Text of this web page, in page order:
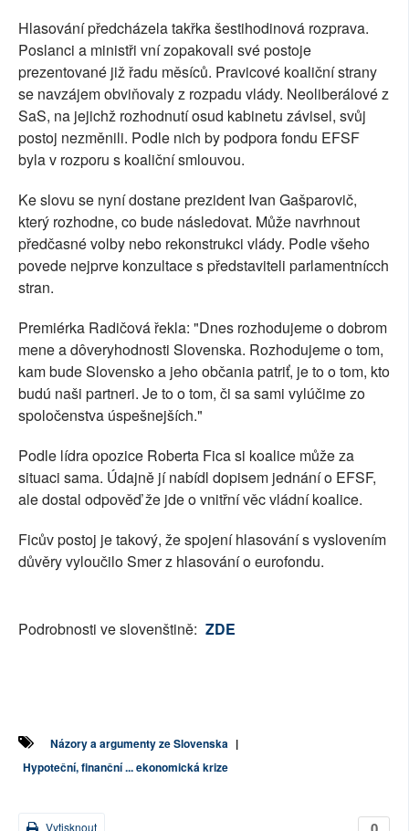
Hlasování předcházela takřka šestihodinová rozprava.
Poslanci a ministři vní zopakovali své postoje
prezentované již řadu měsíců. Pravicové koaliční strany
se navzájem obviňovaly z rozpadu vlády. Neoliberálové z
SaS, na jejichž rozhodnutí osud kabinetu závisel, svůj
postoj nezměnili. Podle nich by podpora fondu EFSF
byla v rozporu s koaliční smlouvou.
Ke slovu se nyní dostane prezident Ivan Gašparovič,
který rozhodne, co bude následovat. Může navrhnout
předčasné volby nebo rekonstrukci vlády. Podle všeho
povede nejprve konzultace s představiteli parlamentnícch
stran.
Premiérka Radičová řekla: "Dnes rozhodujeme o dobrom
mene a dôveryhodnosti Slovenska. Rozhodujeme o tom,
kam bude Slovensko a jeho občania patriť, je to o tom, kto
budú naši partneri. Je to o tom, či sa sami vylúčime zo
spoločenstva úspešnejších."
Podle lídra opozice Roberta Fica si koalice může za
situaci sama. Údajně jí nabídl dopisem jednání o EFSF,
ale dostal odpověď že jde o vnitřní věc vládní koalice.
Ficův postoj je takový, že spojení hlasování s vyslovením
důvěry vyloučilo Smer z hlasování o eurofondu.
Podrobnosti ve slovenštině: ZDE
Názory a argumenty ze Slovenska |
Hypoteční, finanční ... ekonomická krize
Vytisknout